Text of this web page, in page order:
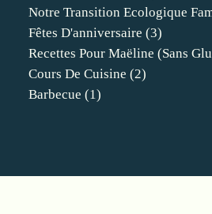
Notre Transition Ecologique
Fêtes D'anniversaire (3)
Recettes Pour Maëline (sans
Cours De Cuisine (2)
Barbecue (1)